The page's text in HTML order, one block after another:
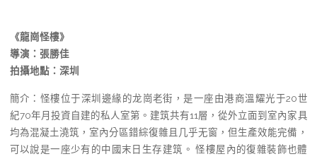
《龍崗怪樓》
導演：張勝佳
拍攝地點：深圳
簡介：怪樓位于深圳邊緣的⻰崗⽼街，是⼀座由港商溫耀光于20世
紀70年月投資⾃建的私⼈室第。建筑共有11層，從外⽴⾯到室內家具
均為混凝⼟澆筑，室內分區錯綜復雜且⼏乎⽆窗，但⽣產效能完備，
可以說是⼀座少有的中國末⽇⽣存建筑。 怪樓屋內的復雜裝飾也體